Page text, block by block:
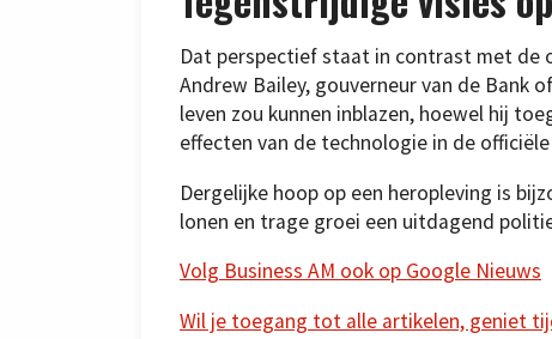
Dat perspectief staat in contrast met de
Andrew Bailey, gouverneur van de Bank
leven zou kunnen inblazen, hoewel hij
effecten van de technologie in de
Dergelijke hoop op een heropleving is
lonen en trage groei een uitdagend
Volg Business AM ook op Google Nieuws
Wil je toegang tot alle artikelen, geniet